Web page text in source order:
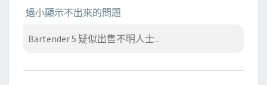
過小顯示不出來的問題
Bartender 5 疑似出售不明人士...